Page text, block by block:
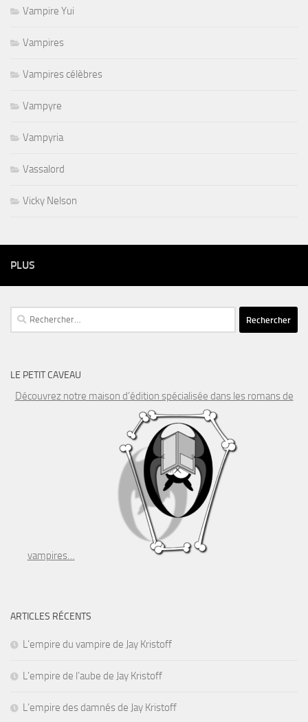
Vampire Yui
Vampires
Vampires célèbres
Vampyre
Vampyria
Vassalord
Vicky Nelson
PLUS
Rechercher :
LE PETIT CAVEAU
Découvrez notre maison d’édition spécialisée dans les romans de
vampires…
ARTICLES RÉCENTS
L’empire du vampire de Jay Kristoff
L’empire de l’aube de Jay Kristoff
L’empire des damnés de Jay Kristoff